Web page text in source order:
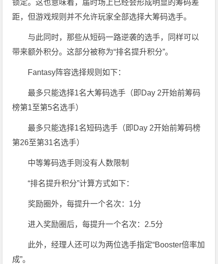
锁定。这也意味着，届时场上已经会形成明显的筹码差
距，但游戏规则并不允许玩家全部选择大筹码选手。
与此同时，那些从短码一路逆袭的选手，同样可以
带来额外积分。这部分被称为“排名提升积分”。
Fantasy阵容选择规则如下：
最多只能选择1名大筹码选手（即Day 2开始前筹码
榜第1至第5名选手）
最多只能选择1名短码选手（即Day 2开始前筹码榜
第26至第31名选手）
中等筹码选手则没有人数限制
“排名提升积分”计算方式如下：
奖励圈外，每提升一个名次：1分
进入奖励圈后，每提升一个名次：2.5分
此外，经理人还可以为两位选手指定“Booster倍率加
成”。